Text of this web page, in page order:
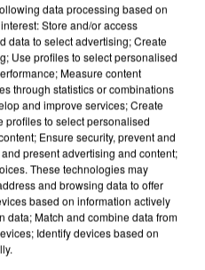
Mafia interpellé en
avait été interpellé
data processing based on
Store and/or access
data to select advertising; Create
Use profiles to select personalised
Measure content
through statistics or combinations
and improve services; Create
profiles to select personalised
Ensure security, prevent and
present advertising and content;
These technologies may
and browsing data to offer
based on information actively
data; Match and combine data from
Identify devices based on